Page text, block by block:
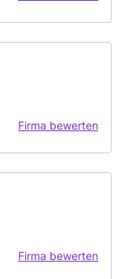
Firma bewerten
Firma bewerten